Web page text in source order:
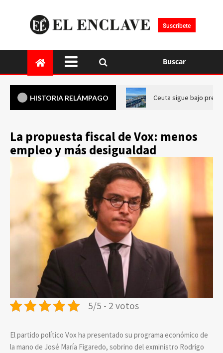
Suscríbete
Buscar
HISTORIA RELÁMPAGO Ceuta sigue bajo
La propuesta fiscal de Vox: menos
empleo y más desigualdad
5/5 - 2 votos
El partido político Vox ha presentado su programa económico de
la mano de José María Figaredo, sobrino del exministro Rodrigo